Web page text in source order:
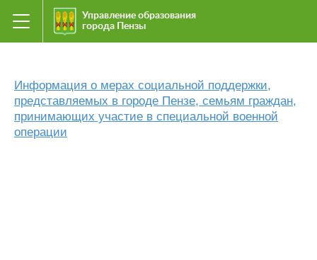
Управление образования
города Пензы
Информация о мерах социальной поддержки,
представляемых в городе Пензе, семьям граждан,
принимающих участие в специальной военной
операции